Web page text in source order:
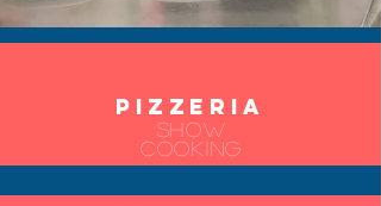
PIZZERIA
SHOW
COOKING